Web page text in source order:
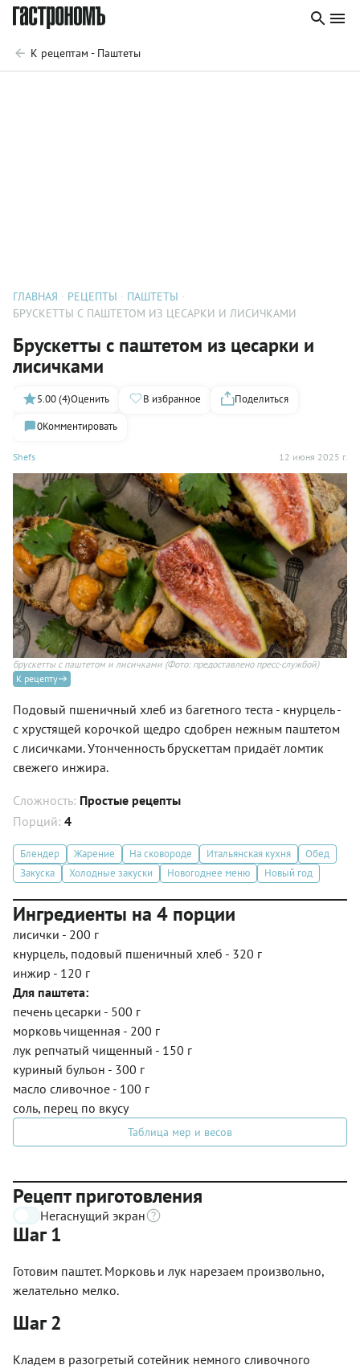
К рецептам - Паштеты
ГЛАВНАЯ РЕЦЕПТЫ
ПАШТЕТЫ
БРУСКЕТТЫ С ПАШТЕТОМ ИЗ ЦЕСАРКИ И ЛИСИЧКАМИ
Брускетты с паштетом из цесарки и
лисичками
Shefs 12 июня 2025 г.
5.00 (4)Оценить В избранное
Поделиться
0Комментировать
брускетты с паштетом и лисичками (Фото: предоставлено пресс-службой)
К рецепту
Подовый пшеничный хлеб из багетного теста - кнурцель -
с хрустящей корочкой щедро сдобрен нежным паштетом
с лисичками. Утонченность брускеттам придаёт ломтик
свежего инжира.
Сложность: Простые рецепты
Порций: 4
Блендер Жарение На сковороде Итальянская кухня
Обед
Закуска
Холодные закуски Новогоднее меню Новый год
Ингредиенты на 4 порции
лисички - 200 г
кнурцель, подовый пшеничный хлеб - 320 г
инжир - 120 г
Для паштета:
печень цесарки - 500 г
морковь чищенная - 200 г
лук репчатый чищенный - 150 г
куриный бульон - 300 г
масло сливочное - 100 г
соль, перец по вкусу
Таблица мер и весов
Рецепт приготовления
Негаснущий экран
Шаг 1
Готовим паштет. Морковь и лук нарезаем произвольно,
желательно мелко.
Шаг 2
Кладем в разогретый сотейник немного сливочного